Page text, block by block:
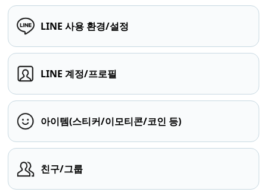
LINE 사용 환경/설정
LINE 계정/프로필
아이템(스티커/이모티콘/코인 등)
친구/그룹